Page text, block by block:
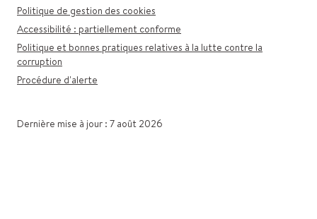
Politique de gestion des cookies
Accessibilité : partiellement conforme
Politique et bonnes pratiques relatives à la lutte contre la
corruption
Procédure d'alerte
Dernière mise à jour : 7 août 2026